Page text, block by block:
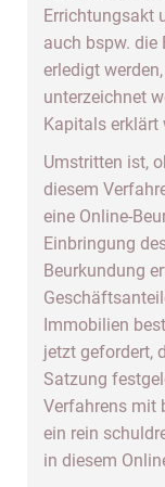
Errichtungsakt
auch bspw. die
erledigt
unterzeichnet
Kapitals erklärt
Umstritten ist,
diesem
eine Online-
Einbringung
Beurkundung
Immobilien
jetzt gefordert,
Satzung
Verfahrens mit
ein rein
in diesem